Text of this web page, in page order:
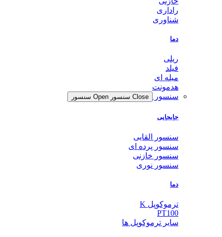
راداری
شناوری
دما
ریلی
فیلد
میله ای
هدمونت
سنسور
Close سنسور Open سنسور
جابجایی
سنسور القایی
سنسور پرده ای
سنسور خازنی
سنسور نوری
دما
ترموکوپل K
PT100
سایر ترموکوپل ها